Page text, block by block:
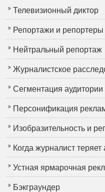
Телевизионный диктор
Репортажи и репортеры
Нейтральный репортаж
Журналистское
Сегментация аудитории
Персонификация
Изобразительность и
Когда журналист теряет
Устная ярмарочная
Бэкграундер